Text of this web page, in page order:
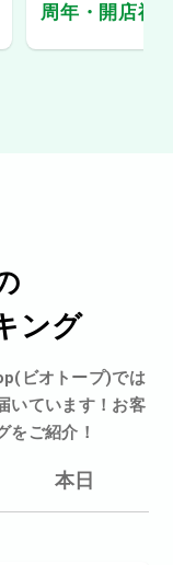
周年・開店祝
ング
ビオトープ)では
いています！お客
をご紹介！
本日